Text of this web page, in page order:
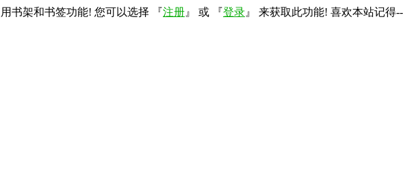
书架和书签功能! 您可以选择 『注册 』 或 『登录 』 来获取此功能! 喜欢本站记得